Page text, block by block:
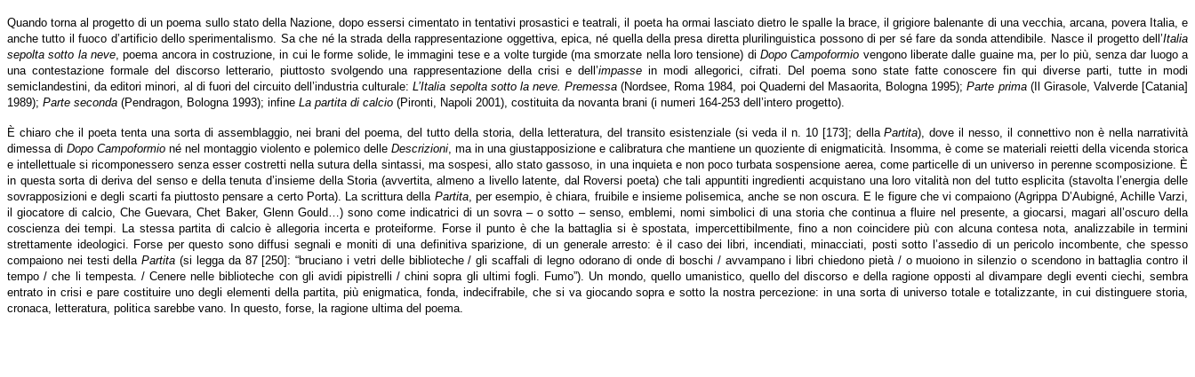
Quando torna al progetto di un poema sullo stato della Nazione, dopo essersi cimentato in tentativi prosastici e teatrali, il poeta ha ormai lasciato dietro le spalle la brace, il grigiore balenante di una vecchia, arcana, povera Italia, e
anche tutto il fuoco d’artificio dello sperimentalismo. Sa che né la strada della rappresentazione oggettiva, epica, né quella della presa diretta plurilinguistica possono di per sé fare da sonda attendibile. Nasce il progetto dell’Italia
sepolta sotto la neve, poema ancora in costruzione, in cui le forme solide, le immagini tese e a volte turgide (ma smorzate nella loro tensione) diDopo Campoformio vengono liberate dalle guaine ma, per lo più, senza dar luogo a
una contestazione formale del discorso letterario, piuttosto svolgendo una rappresentazione della crisi e dell’impasse in modi allegorici, cifrati. Del poema sono state fatte conoscere fin qui diverse parti, tutte in modi
semiclandestini, da editori minori, al di fuori del circuito dell’industria culturale:L’Italia sepolta sotto la neve. Premessa (Nordsee, Roma 1984, poi Quaderni del Masaorita, Bologna 1995);Parte prima(Il Girasole, Valverde [Catania]
1989); Parte seconda (Pendragon, Bologna 1993); infine La partita di calcio (Pironti, Napoli 2001), costituita da novanta brani (i numeri 164-253 dell’intero progetto).
È chiaro che il poeta tenta una sorta di assemblaggio, nei brani del poema, del tutto della storia, della letteratura, del transito esistenziale (si veda il n. 10 [173]; dellaPartita), dove il nesso, il connettivo non è nella narratività
dimessa di Dopo Campoformio né nel montaggio violento e polemico delle Descrizioni , ma in una giustapposizione e calibratura che mantiene un quoziente di enigmaticità. Insomma, è come se materiali reietti della vicenda storica
e intellettuale si ricomponessero senza esser costretti nella sutura della sintassi, ma sospesi, allo stato gassoso, in una inquieta e non poco turbata sospensione aerea, come particelle di un universo in perenne scomposizione. È
in questa sorta di deriva del senso e della tenuta d’insieme della Storia (avvertita, almeno a livello latente, dal Roversi poeta) che tali appuntiti ingredienti acquistano una loro vitalità non del tutto esplicita (stavolta l’energia delle
sovrapposizioni e degli scarti fa piuttosto pensare a certo Porta). La scrittura della Partita, per esempio, è chiara, fruibile e insieme polisemica, anche se non oscura. E le figure che vi compaiono (Agrippa D’Aubigné, Achille Varzi,
il giocatore di calcio, Che Guevara, Chet Baker, Glenn Gould…) sono come indicatrici di un sovra – o sotto – senso, emblemi, nomi simbolici di una storia che continua a fluire nel presente, a giocarsi, magari all’oscuro della
coscienza dei tempi. La stessa partita di calcio è allegoria incerta e proteiforme. Forse il punto è che la battaglia si è spostata, impercettibilmente, fino a non coincidere più con alcuna contesa nota, analizzabile in termini
strettamente ideologici. Forse per questo sono diffusi segnali e moniti di una definitiva sparizione, di un generale arresto: è il caso dei libri, incendiati, minacciati, posti sotto l’assedio di un pericolo incombente, che spesso
compaiono nei testi dellaPartita (si legga da 87 [250]: “bruciano i vetri delle biblioteche / gli scaffali di legno odorano di onde di boschi / avvampano i libri chiedono pietà / o muoiono in silenzio o scendono in battaglia contro il
tempo / che li tempesta. / Cenere nelle biblioteche con gli avidi pipistrelli / chini sopra gli ultimi fogli. Fumo”). Un mondo, quello umanistico, quello del discorso e della ragione opposti al divampare degli eventi ciechi, sembra
entrato in crisi e pare costituire uno degli elementi della partita, più enigmatica, fonda, indecifrabile, che si va giocando sopra e sotto la nostra percezione: in una sorta di universo totale e totalizzante, in cui distinguere storia,
cronaca, letteratura, politica sarebbe vano. In questo, forse, la ragione ultima del poema.